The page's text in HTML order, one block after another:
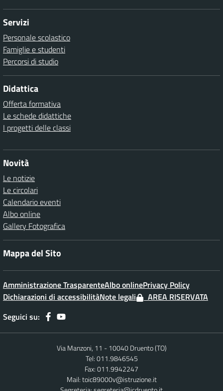
Servizi
Personale scolastico
Famiglie e studenti
Percorsi di studio
Didattica
Offerta formativa
Le schede didattiche
I progetti delle classi
Novità
Le notizie
Le circolari
Calendario eventi
Albo online
Gallery Fotografica
Mappa del Sito
Amministrazione TrasparenteAlbo onlinePrivacy Policy
Dichiarazioni di accessibilitàNote legali
AREA RISERVATA
Seguici su:
Via Manzoni, 11 - 10040 Druento (TO)
Tel: 011.9846545
Fax: 011.9942247
Mail:toic89000v@istruzione.it